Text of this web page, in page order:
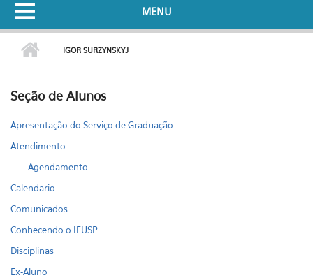
MENU
IGOR SURZYNSKYJ
Seção de Alunos
Apresentação do Serviço de Graduação
Atendimento
Agendamento
Calendario
Comunicados
Conhecendo o IFUSP
Disciplinas
Ex-Aluno